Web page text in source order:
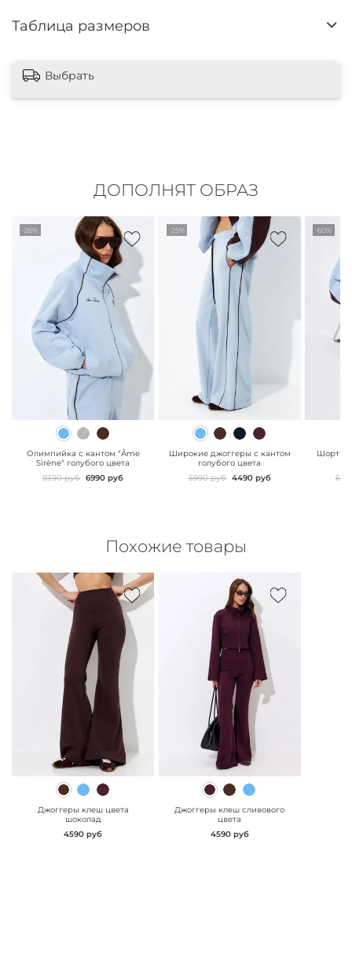
Таблица размеров
Выбрать
ДОПОЛНЯТ ОБРАЗ
-26%
" class="js-prevent-
images">
Олимпийка с кантом "Âme
Sirène" голубого цвета
9390 руб 6990 руб
-25%
" class="js-prevent-
images">
Широкие джоггеры с кантом
голубого цвета
5990 руб 4490 руб
-60%
Шорты
Похожие товары
" class="js-prevent-
images">
Джоггеры клеш цвета
шоколад
4590 руб
" class="js-prevent-
images">
Джоггеры клеш сливового
цвета
4590 руб